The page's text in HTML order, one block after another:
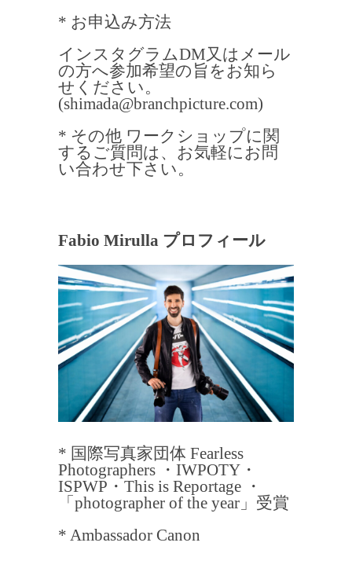
* お申込み方法
インスタグラムDM又はメール
の方へ参加希望の旨をお知ら
せください。
(shimada@branchpicture.com)
* その他 ワークショップに関
するご質問は、お気軽にお問
い合わせ下さい。
Fabio Mirulla プロフィール
* 国際写真家団体 Fearless
Photographers ・IWPOTY・
ISPWP・This is Reportage ・
「photographer of the year」受賞
* Ambassador Canon